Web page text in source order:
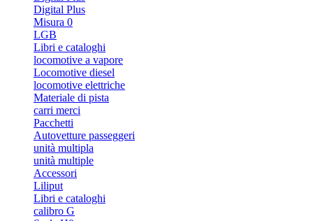
Digital Plus
Misura 0
LGB
Libri e cataloghi
locomotive a vapore
Locomotive diesel
locomotive elettriche
Materiale di pista
carri merci
Pacchetti
Autovetture passeggeri
unità multipla
unità multiple
Accessori
Liliput
Libri e cataloghi
calibro G